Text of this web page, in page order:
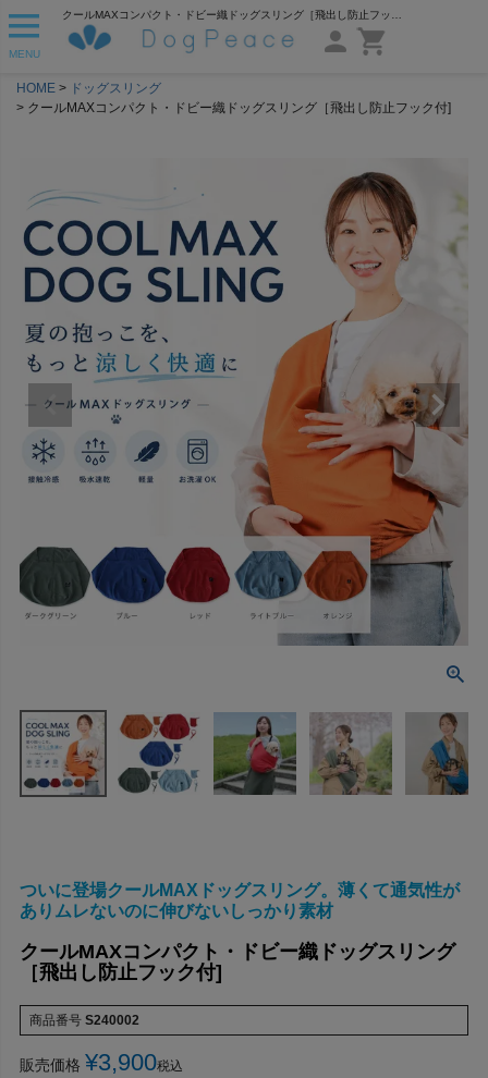
MENU
HOME
ドッグスリング
クールMAXコンパクト・ドビー織ドッグスリング［飛出し防止フック付]
ついに登場クールMAXドッグスリング。薄くて通気性が
ありムレないのに伸びないしっかり素材
クールMAXコンパクト・ドビー織ドッグスリング
［飛出し防止フック付]
商品番号 S240002
販売価格 ¥3,900税込